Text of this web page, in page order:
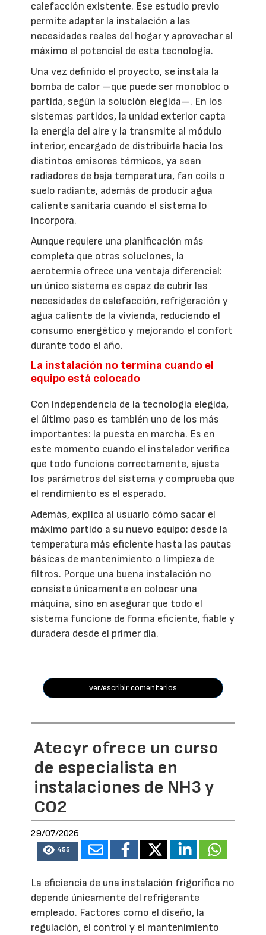
calefacción existente. Ese estudio previo
permite adaptar la instalación a las
necesidades reales del hogar y aprovechar al
máximo el potencial de esta tecnología.
Una vez definido el proyecto, se instala la
bomba de calor —que puede ser monobloc o
partida, según la solución elegida—. En los
sistemas partidos, la unidad exterior capta
la energía del aire y la transmite al módulo
interior, encargado de distribuirla hacia los
distintos emisores térmicos, ya sean
radiadores de baja temperatura, fan coils o
suelo radiante, además de producir agua
caliente sanitaria cuando el sistema lo
incorpora.
Aunque requiere una planificación más
completa que otras soluciones, la
aerotermia ofrece una ventaja diferencial:
un único sistema es capaz de cubrir las
necesidades de calefacción, refrigeración y
agua caliente de la vivienda, reduciendo el
consumo energético y mejorando el confort
durante todo el año.
La instalación no termina cuando el
equipo está colocado
Con independencia de la tecnología elegida,
el último paso es también uno de los más
importantes: la puesta en marcha. Es en
este momento cuando el instalador verifica
que todo funciona correctamente, ajusta
los parámetros del sistema y comprueba que
el rendimiento es el esperado.
Además, explica al usuario cómo sacar el
máximo partido a su nuevo equipo: desde la
temperatura más eficiente hasta las pautas
básicas de mantenimiento o limpieza de
filtros. Porque una buena instalación no
consiste únicamente en colocar una
máquina, sino en asegurar que todo el
sistema funcione de forma eficiente, fiable y
duradera desde el primer día.
ver/escribir comentarios
Atecyr ofrece un curso
de especialista en
instalaciones de NH3 y
CO2
29/07/2026
455
La eficiencia de una instalación frigorífica no
depende únicamente del refrigerante
empleado. Factores como el diseño, la
regulación, el control y el mantenimiento